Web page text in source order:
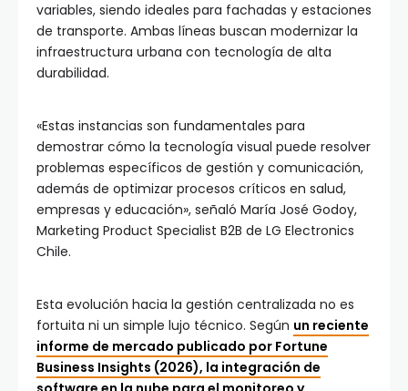
variables, siendo ideales para fachadas y estaciones
de transporte. Ambas líneas buscan modernizar la
infraestructura urbana con tecnología de alta
durabilidad.
«Estas instancias son fundamentales para
demostrar cómo la tecnología visual puede resolver
problemas específicos de gestión y comunicación,
además de optimizar procesos críticos en salud,
empresas y educación», señaló María José Godoy,
Marketing Product Specialist B2B de LG Electronics
Chile.
Esta evolución hacia la gestión centralizada no es
fortuita ni un simple lujo técnico. Según un reciente
informe de mercado publicado por Fortune
Business Insights (2026), la integración de